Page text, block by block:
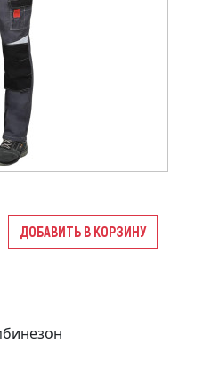
ДОБАВИТЬ В КОРЗИНУ